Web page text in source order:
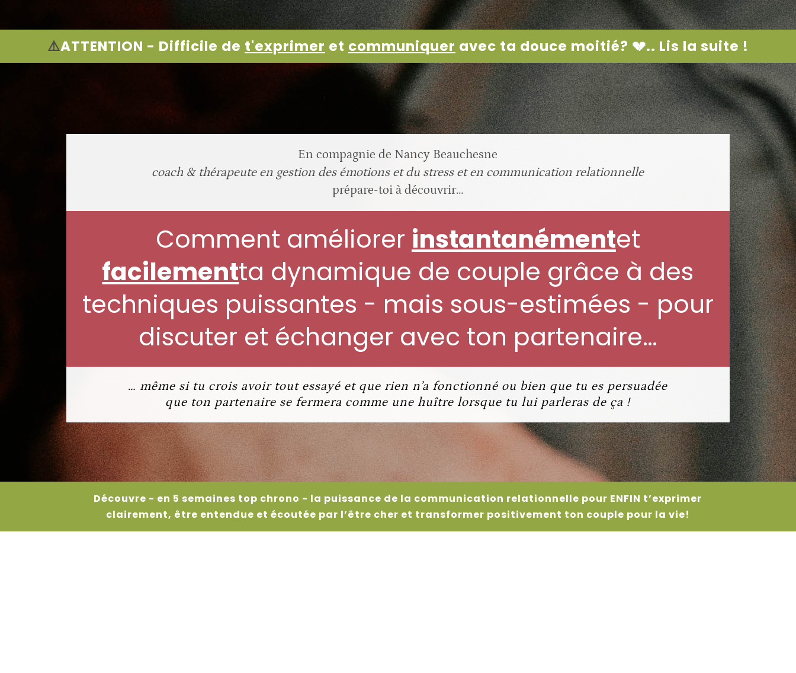
⚠️ATTENTION - Difficile de t'exprimer et communiquer avec ta douce moitié? 💔.. Lis la suite !
En compagnie de Nancy Beauchesne
coach & thérapeute en gestion des émotions et du stress et en communication relationnelle
prépare-toi à découvrir…
Comment améliorer instantanémentet
facilementta dynamique de couple grâce à des
techniques puissantes - mais sous-estimées - pour
discuter et échanger avec ton partenaire…
… même si tu crois avoir tout essayé et que rien n’a fonctionné ou bien que tu es persuadée
que ton partenaire se fermera comme une huître lorsque tu lui parleras de ça !
Découvre - en 5 semaines top chrono - la puissance de la communication relationnelle pour ENFIN t’exprimer
clairement, être entendue et écoutée par l’être cher et transformer positivement ton couple pour la vie!